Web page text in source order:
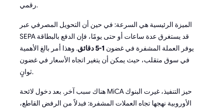
رقمي.
الميزة الرئيسية هي السرعة: في حين أن التحويل المصرفي عبر
SEPA قد يستغرق عدة ساعات أو حتى يومًا، فإن الدفع بالبطاقة
يوفر العملة المشفرة في غضون 1-5 دقائق
. وهذا أمر بالغ الأهمية
في سوق متقلب، حيث يمكن أن يتغير اتجاه الأسعار في غضون
ثوانٍ.
هناك سبب آخر. بعد دخول لائحة MiCA حيز التنفيذ، غيرت البنوك
الأوروبية نهجها تجاه العملات المشفرة: فبدلاً من الرفض القاطع،